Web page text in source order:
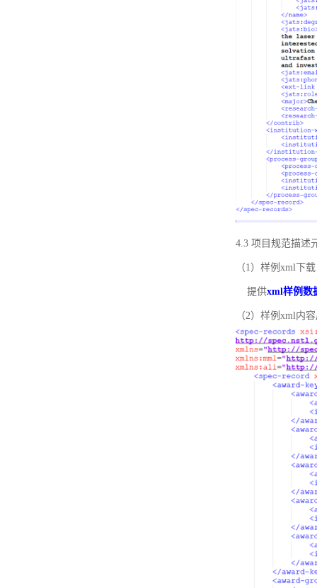
4.3 项目规范描述
（1）样例xml下载
提供xml样例数
（2）样例xml内